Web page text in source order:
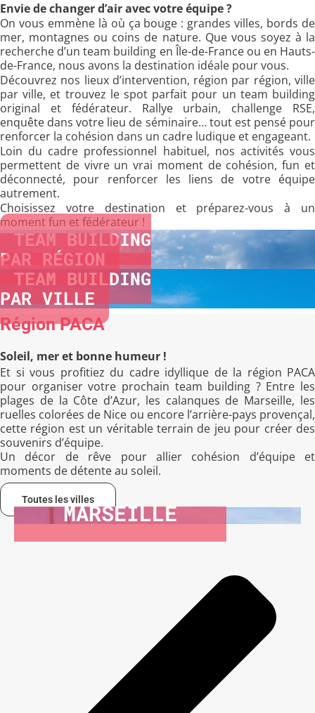
Envie de changer d’air avec votre équipe ?
On vous emmène là où ça bouge : grandes villes, bords de
mer, montagnes ou coins de nature. Que vous soyez à la
recherche d’un team building en Île-de-France ou en Hauts-
de-France, nous avons la destination idéale pour vous.
Découvrez nos lieux d’intervention, région par région, ville
par ville, et trouvez le spot parfait pour un team building
original et fédérateur. Rallye urbain, challenge RSE,
enquête dans votre lieu de séminaire… tout est pensé pour
renforcer la cohésion dans un cadre ludique et engageant.
Loin du cadre professionnel habituel, nos activités vous
permettent de vivre un vrai moment de cohésion, fun et
déconnecté, pour renforcer les liens de votre équipe
autrement.
Choisissez votre destination et préparez-vous à un
moment fun et fédérateur !
TEAM BUILDING
PAR RÉGION
TEAM BUILDING
PAR VILLE
Région PACA
Soleil, mer et bonne humeur !
Et si vous profitiez du cadre idyllique de la région PACA
pour organiser votre prochain team building ? Entre les
plages de la Côte d’Azur, les calanques de Marseille, les
ruelles colorées de Nice ou encore l’arrière-pays provençal,
cette région est un véritable terrain de jeu pour créer des
souvenirs d’équipe.
Un décor de rêve pour allier cohésion d’équipe et
moments de détente au soleil.
Toutes les villesMARSEILLE